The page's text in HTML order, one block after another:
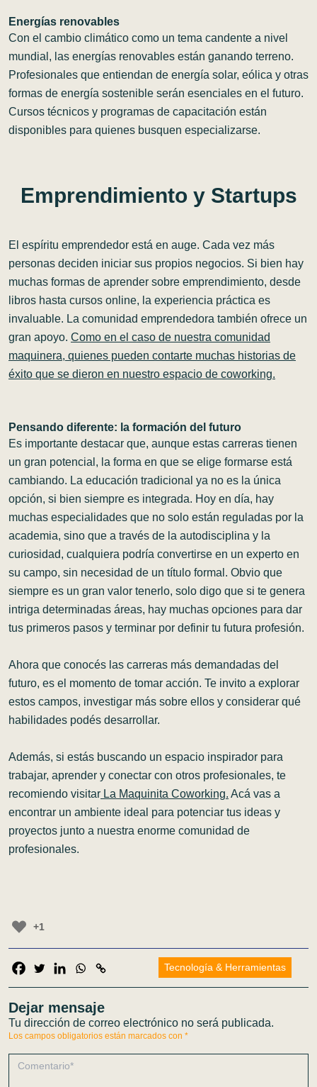
Energías renovables
Con el cambio climático como un tema candente a nivel
mundial, las energías renovables están ganando terreno.
Profesionales que entiendan de energía solar, eólica y otras
formas de energía sostenible serán esenciales en el futuro.
Cursos técnicos y programas de capacitación están
disponibles para quienes busquen especializarse.
El espíritu emprendedor está en auge. Cada vez más
personas deciden iniciar sus propios negocios. Si bien hay
muchas formas de aprender sobre emprendimiento, desde
libros hasta cursos online, la experiencia práctica es
invaluable. La comunidad emprendedora también ofrece un
gran apoyo. Como en el caso de nuestra comunidad
maquinera, quienes pueden contarte muchas historias de
éxito que se dieron en nuestro espacio de coworking.
Pensando diferente: la formación del futuro
Es importante destacar que, aunque estas carreras tienen
un gran potencial, la forma en que se elige formarse está
cambiando. La educación tradicional ya no es la única
opción, si bien siempre es integrada. Hoy en día, hay
muchas especialidades que no solo están reguladas por la
academia, sino que a través de la autodisciplina y la
curiosidad, cualquiera podría convertirse en un experto en
su campo, sin necesidad de un título formal. Obvio que
siempre es un gran valor tenerlo, solo digo que si te genera
intriga determinadas áreas, hay muchas opciones para dar
tus primeros pasos y terminar por definir tu futura profesión.
Ahora que conocés las carreras más demandadas del
futuro, es el momento de tomar acción. Te invito a explorar
estos campos, investigar más sobre ellos y considerar qué
habilidades podés desarrollar.
Además, si estás buscando un espacio inspirador para
trabajar, aprender y conectar con otros profesionales, te
recomiendo visitar La Maquinita Coworking. Acá vas a
encontrar un ambiente ideal para potenciar tus ideas y
proyectos junto a nuestra enorme comunidad de
profesionales.
Emprendimiento y Startups
+1
Tecnología & Herramientas
Dejar mensaje
Tu dirección de correo electrónico no será publicada.
Los campos obligatorios están marcados con *